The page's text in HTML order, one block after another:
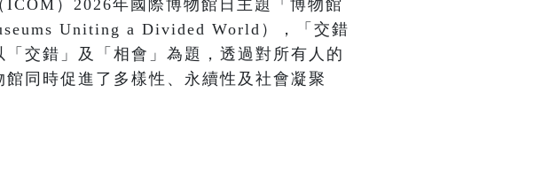
ICOM）2026年國際博物館日主題「博物館
Uniting a Divided World），「交錯
交錯」及「相會」為題，透過對所有人的
館同時促進了多樣性、永續性及社會凝聚